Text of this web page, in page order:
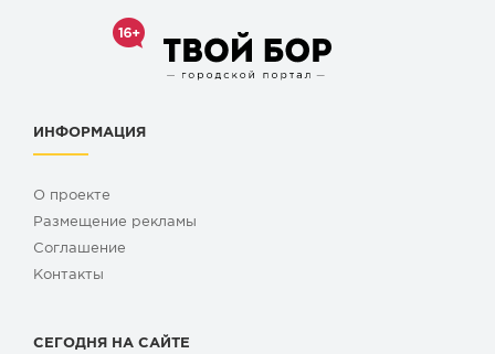
ИНФОРМАЦИЯ
О проекте
Размещение рекламы
Cоглашение
Контакты
СЕГОДНЯ НА САЙТЕ